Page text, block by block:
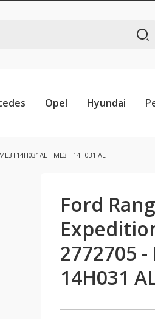
Opel Hyundai
- ML3T 14H031 AL
Ford
2772705
14H031